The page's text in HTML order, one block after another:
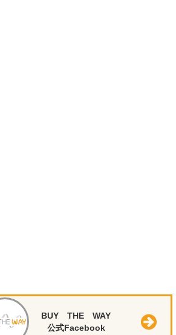
BUY THE WAY
公式Facebook